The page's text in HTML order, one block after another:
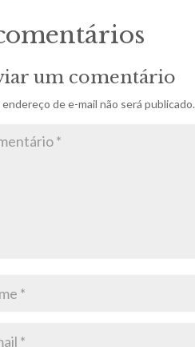
um comentário
de e-mail não será publicado.